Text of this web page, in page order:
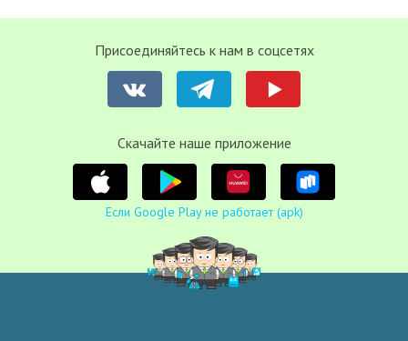
Присоединяйтесь к нам в соцсетях
Cкачайте наше приложение
Если Google Play не работает (apk)